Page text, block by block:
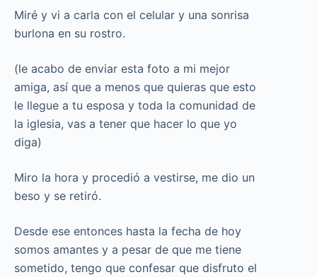
Miré y vi a carla con el celular y una sonrisa
burlona en su rostro.
(le acabo de enviar esta foto a mi mejor
amiga, así que a menos que quieras que esto
le llegue a tu esposa y toda la comunidad de
la iglesia, vas a tener que hacer lo que yo
diga)
Miro la hora y procedió a vestirse, me dio un
beso y se retiró.
Desde ese entonces hasta la fecha de hoy
somos amantes y a pesar de que me tiene
sometido, tengo que confesar que disfruto el